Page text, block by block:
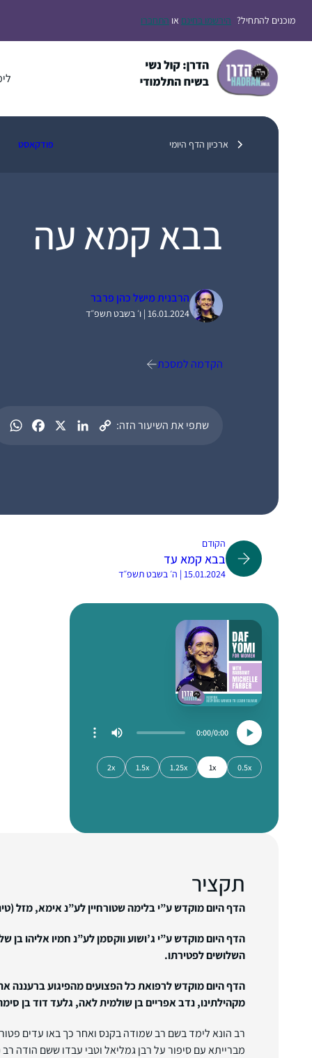
לתוכןמוכנים להתחיל? הירשמו בחינם או התחברו
ארכיון הדף היומי פודקאסט
בבא קמא עה
הרבנית מישל כהן פרבר
16.01.2024 | ו׳ בשבט תשפ״ד
הקדמה למסכת
שתפי את השיעור הזה:
הקודם
בבא קמא עד
15.01.2024 | ה׳ בשבט תשפ״ד
0:00
0:00
0.5x
1x
1.25x
1.5x
2x
תקציר
הדף היום מוקדש ע”י בלימה שטורחיין לע”נ אימא, מזל
הדף היום מוקדש ע”י ג’ושוע ווקסמן לע”נ חמיו אליהו בן
השלושים לפטירתו.
הדף היום מוקדש לרפואת כל הפצועים מהפיגוע ברעננה
מקהילתינו, נדב אפריים בן שולמית לאה, גלעד דודבן
רב הונא לימד בשם רב שמודה בקנס ואחר כך באו עדים
מברייתא עם סיפור על רבן גמליאל וטבי עבדו ששם הודה